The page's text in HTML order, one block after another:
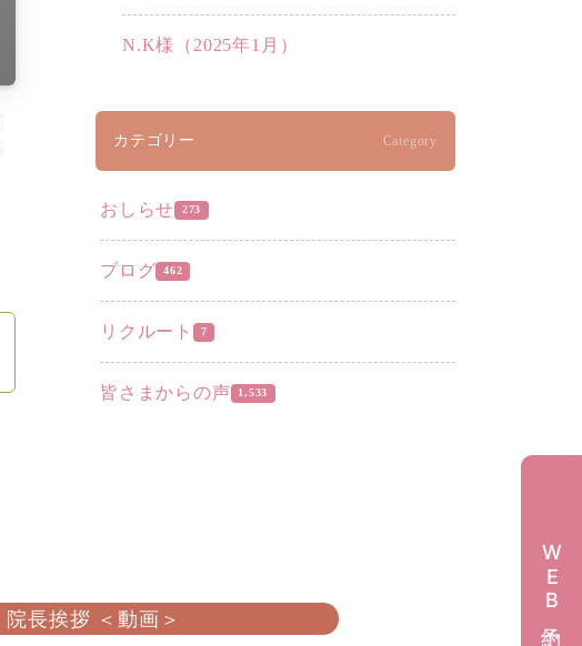
WEB予約
N.K様（2025年1月）
カテゴリー Category
おしらせ 273
ブログ 462
リクルート 7
皆さまからの声 1,533
院長挨拶 ＜動画＞